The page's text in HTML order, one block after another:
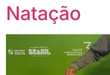
Natação